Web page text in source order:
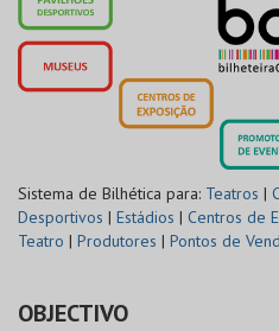
Sistema de Bilhética para: Teatros |
Desportivos | Estádios | Centros de
Teatro | Produtores | Pontos de
OBJECTIVO